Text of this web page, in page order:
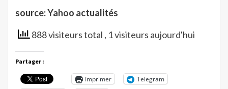
source: Yahoo actualités
888 visiteurs total , 1 visiteurs aujourd'hui
Partager :
Imprimer
Telegram